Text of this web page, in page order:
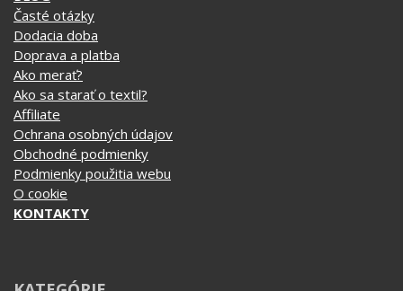
Časté otázky
Dodacia doba
Doprava a platba
Ako merať?
Ako sa starať o textil?
Affiliate
Ochrana osobných údajov
Obchodné podmienky
Podmienky použitia webu
O cookie
KONTAKTY